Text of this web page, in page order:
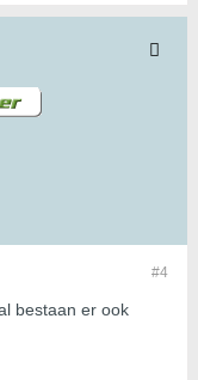
#4
bestaan er ook